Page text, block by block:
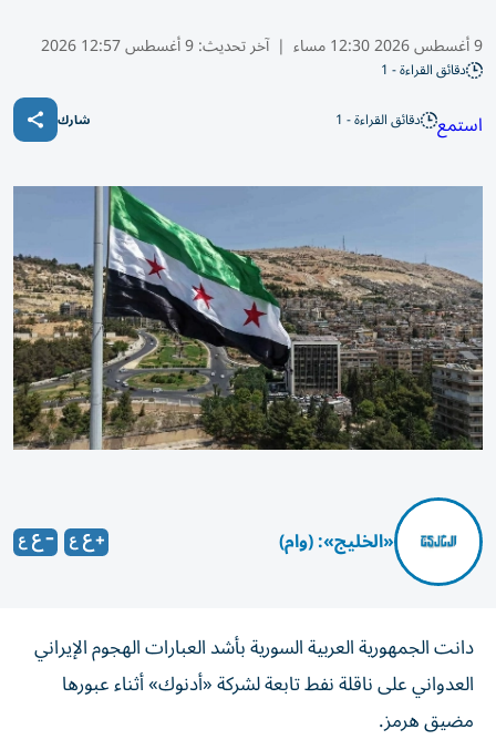
9 أغسطس 2026 12:30 مساء | آخر تحديث:9 أغسطس 12:57 2026
دقائق القراءة - 1
استمع دقائق القراءة - 1 شارك
«الخليج»: (وام)
دانت الجمهورية العربية السورية بأشد العبارات الهجوم الإيراني
العدواني على ‏ناقلة نفط تابعة لشركة «أدنوك» أثناء عبورها
مضيق هرمز.‏